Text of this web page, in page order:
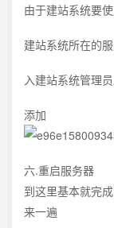
由于建站系统要
建站系统所在的
入建站系统管理
添加
六.重启服务器
到这里基本就完
来一遍